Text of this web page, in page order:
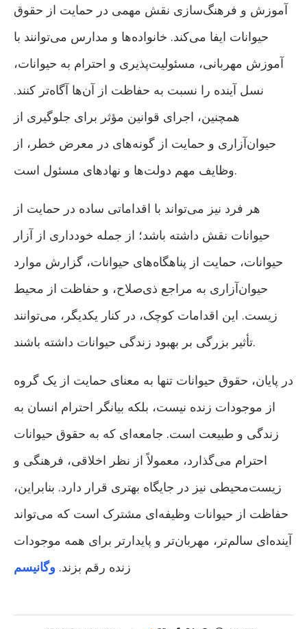
آموزش و فرهنگ‌سازی نقش مهمی در حمایت از حقوق
حیوانات ایفا می‌کند. خانواده‌ها و مدارس می‌توانند با
آموزش مهربانی، مسئولیت‌پذیری و احترام به حیوانات،
نسل آینده را نسبت به حفاظت از آن‌ها آگاه‌تر کنند.
همچنین، اجرای قوانین مؤثر برای جلوگیری از
حیوان‌آزاری و حمایت از گونه‌های در معرض خطر، از
وظایف مهم دولت‌ها و نهادهای مسئول است.
هر فرد نیز می‌تواند با اقداماتی ساده در حمایت از
حیوانات نقش داشته باشد؛ از جمله خودداری از آزار
حیوانات، حمایت از پناهگاه‌های حیوانات، گزارش موارد
حیوان‌آزاری به مراجع ذی‌صلاح، و حفاظت از محیط
زیست. این اقدامات کوچک، در کنار یکدیگر، می‌توانند
تأثیر بزرگی بر بهبود زندگی حیوانات داشته باشند.
در پایان، حقوق حیوانات تنها به معنای حمایت از یک گروه
از موجودات زنده نیست، بلکه بیانگر احترام انسان به
زندگی و طبیعت است. جامعه‌ای که به حقوق حیوانات
احترام می‌گذارد، معمولاً از نظر اخلاقی، فرهنگی و
زیست‌محیطی نیز در جایگاه بهتری قرار دارد. بنابراین،
حفاظت از حیوانات وظیفه‌ای مشترک است که می‌تواند
آینده‌ای سالم‌تر، مهربان‌تر و پایدارتر برای همه موجودات
زنده رقم بزند. وگانیسم